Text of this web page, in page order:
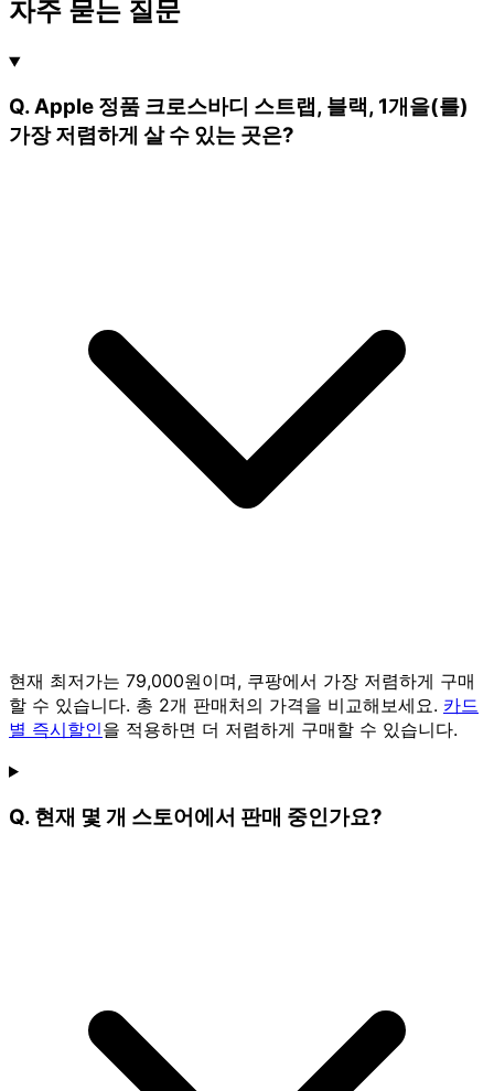
자주 묻는 질문
Q. Apple 정품 크로스바디 스트랩, 블랙, 1개을(를)
가장 저렴하게 살 수 있는 곳은?
현재 최저가는 79,000원이며, 쿠팡에서 가장 저렴하게 구매
할 수 있습니다. 총 2개 판매처의 가격을 비교해보세요. 카드
별 즉시할인을 적용하면 더 저렴하게 구매할 수 있습니다.
Q. 현재 몇 개 스토어에서 판매 중인가요?